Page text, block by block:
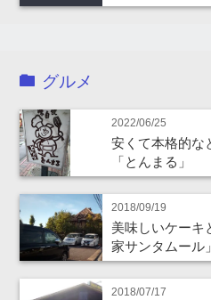
グルメ
2022/06/25
安くて本格的
「とんまる」
2018/09/19
美味しいケーキ
家サンタムール」
2018/07/17